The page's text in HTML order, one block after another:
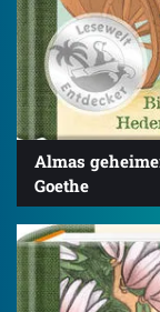
Almas
Goethe